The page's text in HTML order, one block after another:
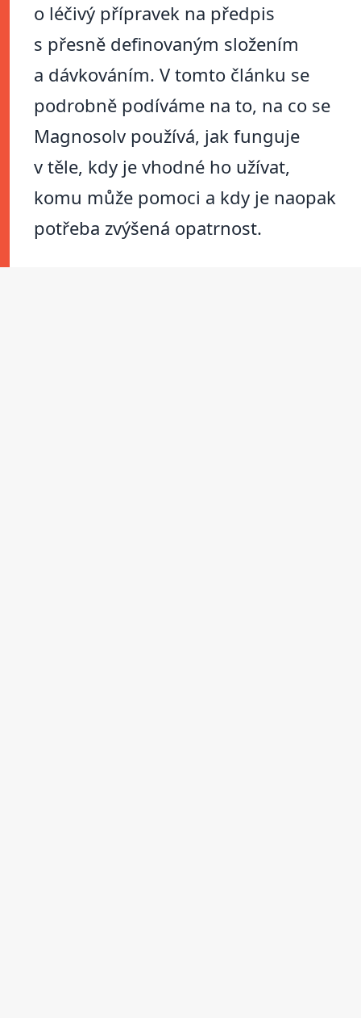
o léčivý přípravek na předpis
s přesně definovaným složením
a dávkováním. V tomto článku se
podrobně podíváme na to, na co se
Magnosolv používá, jak funguje
v těle, kdy je vhodné ho užívat,
komu může pomoci a kdy je naopak
potřeba zvýšená opatrnost.